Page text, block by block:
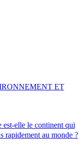
est-elle le continent qui
rapidement au monde ?
ET